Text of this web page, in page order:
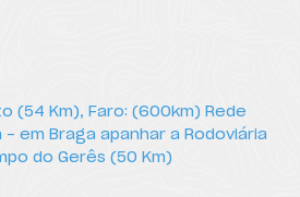
(54 Km), Faro: (600km) Rede
em Braga apanhar a Rodoviária
do Gerês (50 Km)